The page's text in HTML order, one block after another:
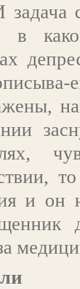
в
и он